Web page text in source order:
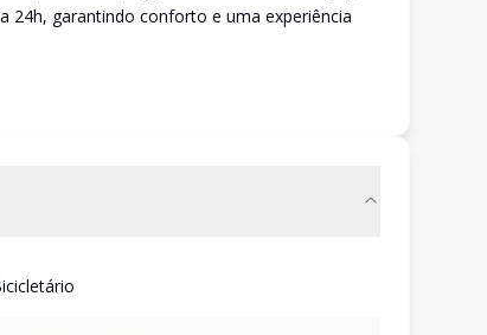
24h, garantindo conforto e uma experiência